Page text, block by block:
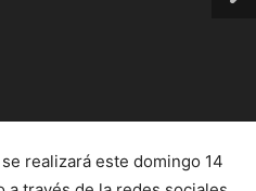
realizará este domingo 14